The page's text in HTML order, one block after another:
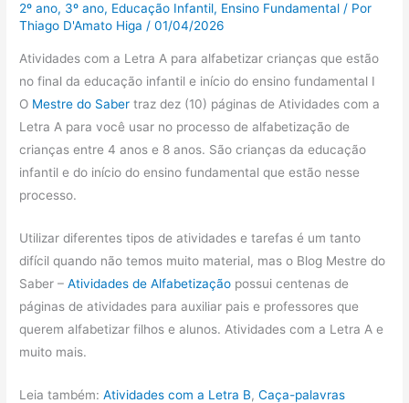
2º ano, 3º ano, Educação Infantil, Ensino Fundamental / Por
Thiago D'Amato Higa /01/04/2026
Atividades com a Letra A para alfabetizar crianças que estão
no final da educação infantil e início do ensino fundamental I
O Mestre do Saber traz dez (10) páginas de Atividades com a
Letra A para você usar no processo de alfabetização de
crianças entre 4 anos e 8 anos. São crianças da educação
infantil e do início do ensino fundamental que estão nesse
processo.
Utilizar diferentes tipos de atividades e tarefas é um tanto
difícil quando não temos muito material, mas o Blog Mestre do
Saber –Atividades de Alfabetização possui centenas de
páginas de atividades para auxiliar pais e professores que
querem alfabetizar filhos e alunos. Atividades com a Letra A e
muito mais.
Leia também:Atividades com a Letra B,Caça-palavras